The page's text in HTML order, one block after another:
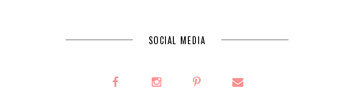
SOCIAL MEDIA